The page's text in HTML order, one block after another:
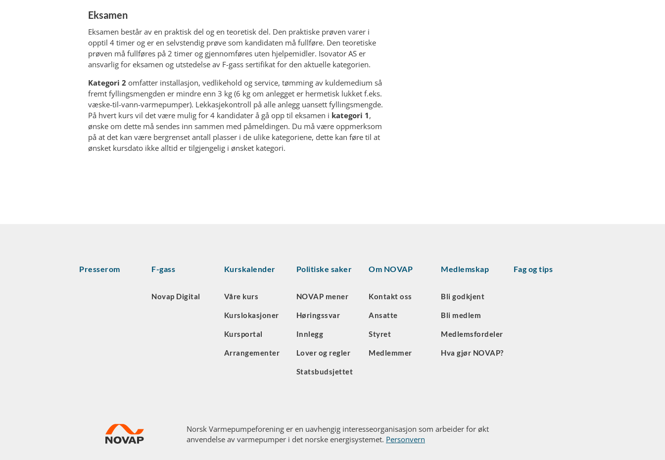
Eksamen
Eksamen består av en praktisk del og en teoretisk del. Den praktiske prøven varer i
opptil 4 timer og er en selvstendig prøve som kandidaten må fullføre. Den teoretiske
prøven må fullføres på 2 timer og gjennomføres uten hjelpemidler. Isovator AS er
ansvarlig for eksamen og utstedelse av F-gass sertifikat for den aktuelle kategorien.
Kategori 2 omfatter installasjon, vedlikehold og service, tømming av kuldemedium så
fremt fyllingsmengden er mindre enn 3 kg (6 kg om anlegget er hermetisk lukket f.eks.
væske-til-vann-varmepumper). Lekkasjekontroll på alle anlegg uansett fyllingsmengde.
På hvert kurs vil det være mulig for 4 kandidater å gå opp til eksamen i kategori 1,
ønske om dette må sendes inn sammen med påmeldingen. Du må være oppmerksom
på at det kan være bergrenset antall plasser i de ulike kategoriene, dette kan føre til at
ønsket kursdato ikke alltid er tilgjengelig i ønsket kategori.
Presserom F-gass
Novap Digital
Kurskalender
Våre kurs
Kurslokasjoner
Kursportal
Arrangementer
Politiske saker
NOVAP mener
Høringssvar
Innlegg
Lover og regler
Statsbudsjettet
Om NOVAP
Kontakt oss
Ansatte
Styret
Medlemmer
Medlemskap
Bli godkjent
Bli medlem
Medlemsfordeler
Hva gjør NOVAP?
Fag og tips
Norsk Varmepumpeforening er en uavhengig interesseorganisasjon som arbeider for økt
anvendelse av varmepumper i det norske energisystemet. Personvern